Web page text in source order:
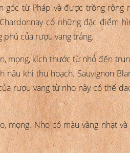
gốc từ Pháp và được trồng rộng
có những đặc điểm
phú của rượu vang trắng.
mọng, kích thước từ nhỏ đến
nâu khi thu hoạch. Sauvignon
rượu vang từ nho này có thể
mọng. Nho có màu vàng nhạt